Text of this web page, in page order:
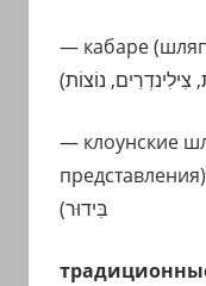
— кабаре
נוֹצוֹת)
— клоунские
представления)
בִּידוּר)